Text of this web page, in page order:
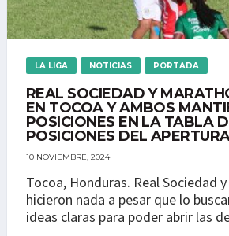
LA LIGA NOTICIAS PORTADA
REAL SOCIEDAD Y
EN TOCOA Y AMBOS
POSICIONES EN LA TABLA
POSICIONES DEL
10 NOVIEMBRE, 2024
Tocoa, Honduras. Real Sociedad
hicieron nada a pesar que lo
ideas claras para poder abrir las